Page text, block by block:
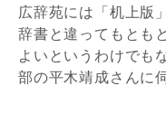
広辞苑には「机上版
辞書と違ってもとも
よいというわけでも
部の平木靖成さんに